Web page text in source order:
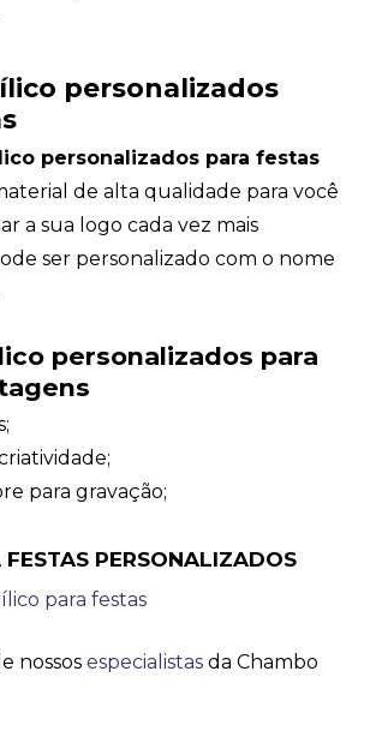
personalizados
personalizados para festas
de alta qualidade para você
a sua logo cada vez mais
ser personalizado com o nome
personalizados para
para gravação;
FESTAS PERSONALIZADOS
nossosespecialistas da Chambo